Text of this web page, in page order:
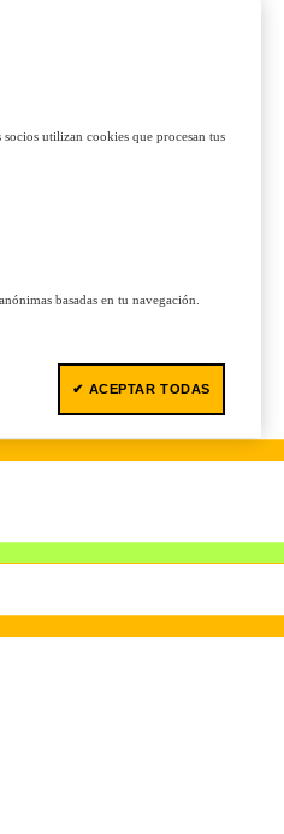
utilizan cookies que procesan tus
basadas en tu navegación.
✔ ACEPTAR TODAS